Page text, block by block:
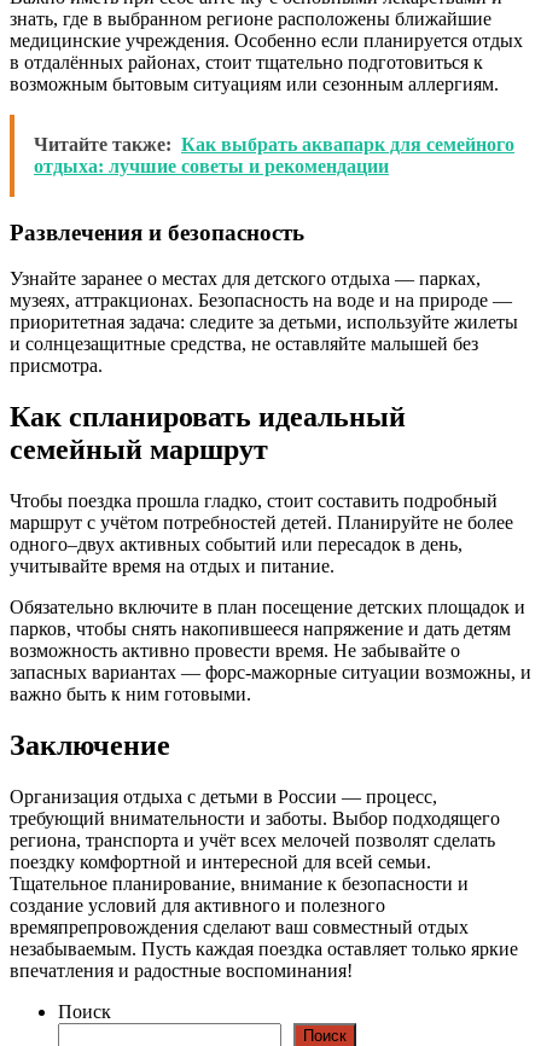
знать, где в выбранном регионе расположены ближайшие
медицинские учреждения. Особенно если планируется отдых
в отдалённых районах, стоит тщательно подготовиться к
возможным бытовым ситуациям или сезонным аллергиям.
Читайте также: Как выбрать аквапарк для семейного
отдыха: лучшие советы и рекомендации
Развлечения и безопасность
Узнайте заранее о местах для детского отдыха — парках,
музеях, аттракционах. Безопасность на воде и на природе —
приоритетная задача: следите за детьми, используйте жилеты
и солнцезащитные средства, не оставляйте малышей без
присмотра.
Как спланировать идеальный
семейный маршрут
Чтобы поездка прошла гладко, стоит составить подробный
маршрут с учётом потребностей детей. Планируйте не более
одного–двух активных событий или пересадок в день,
учитывайте время на отдых и питание.
Обязательно включите в план посещение детских площадок и
парков, чтобы снять накопившееся напряжение и дать детям
возможность активно провести время. Не забывайте о
запасных вариантах — форс-мажорные ситуации возможны, и
важно быть к ним готовыми.
Заключение
Организация отдыха с детьми в России — процесс,
требующий внимательности и заботы. Выбор подходящего
региона, транспорта и учёт всех мелочей позволят сделать
поездку комфортной и интересной для всей семьи.
Тщательное планирование, внимание к безопасности и
создание условий для активного и полезного
времяпрепровождения сделают ваш совместный отдых
незабываемым. Пусть каждая поездка оставляет только яркие
впечатления и радостные воспоминания!
Поиск
Поиск